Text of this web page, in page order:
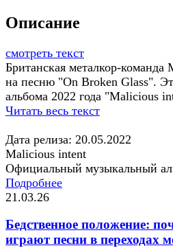
Описание
смотреть текст
Британская металкор-команда
на песню "On Broken Glass".
альбома 2022 года "Malicious
Читать весь текст
Дата релиза: 20.05.2022
Malicious intent
Официальный музыкальный
Подробнее
21.03.26
Бедственное положение:
играют песни в переходах